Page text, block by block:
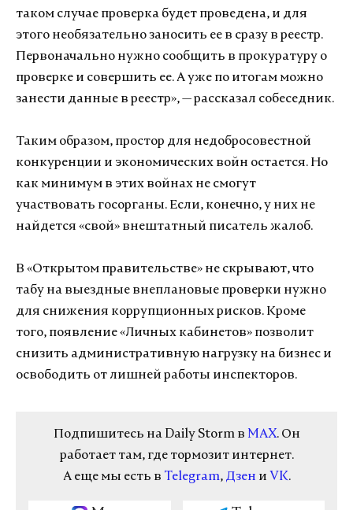
таком случае проверка будет проведена, и для
этого необязательно заносить ее в сразу в реестр.
Первоначально нужно сообщить в прокуратуру о
проверке и совершить ее. А уже по итогам можно
занести данные в реестр», — рассказал собеседник.
Таким образом, простор для недобросовестной
конкуренции и экономических войн остается. Но
как минимум в этих войнах не смогут
участвовать госорганы. Если, конечно, у них не
найдется «свой» внештатный писатель жалоб.
В «Открытом правительстве» не скрывают, что
табу на выездные внеплановые проверки нужно
для снижения коррупционных рисков. Кроме
того, появление «Личных кабинетов» позволит
снизить административную нагрузку на бизнес и
освободить от лишней работы инспекторов.
Подпишитесь на Daily Storm в MAX. Он
работает там, где тормозит интернет.
А еще мы есть в Telegram, Дзен и VK.